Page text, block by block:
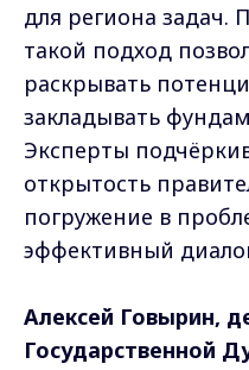
для региона задач.
такой подход
раскрывать
закладывать
Эксперты
открытость
погружение в
эффективный
Алексей Говырин,
Государственной